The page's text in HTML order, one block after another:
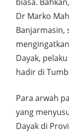
Dr Marko
Banjarmasin,
Dayak,
hadir di
Para arwah
yang
Dayak di